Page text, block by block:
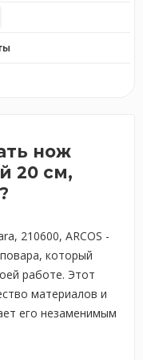
нож
20 см,
210600, ARCOS -
который
работе. Этот
материалов и
его незаменимым